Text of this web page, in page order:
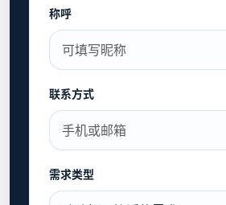
称呼
联系方式
需求类型